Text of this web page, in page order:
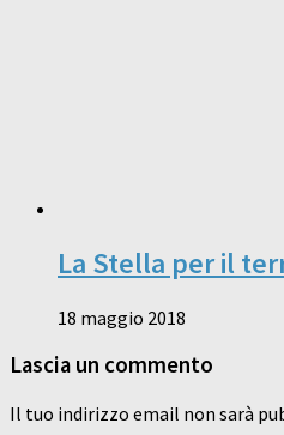
La Stella per il
18 maggio 2018
Lascia un commento
Il tuo indirizzo email non sarà